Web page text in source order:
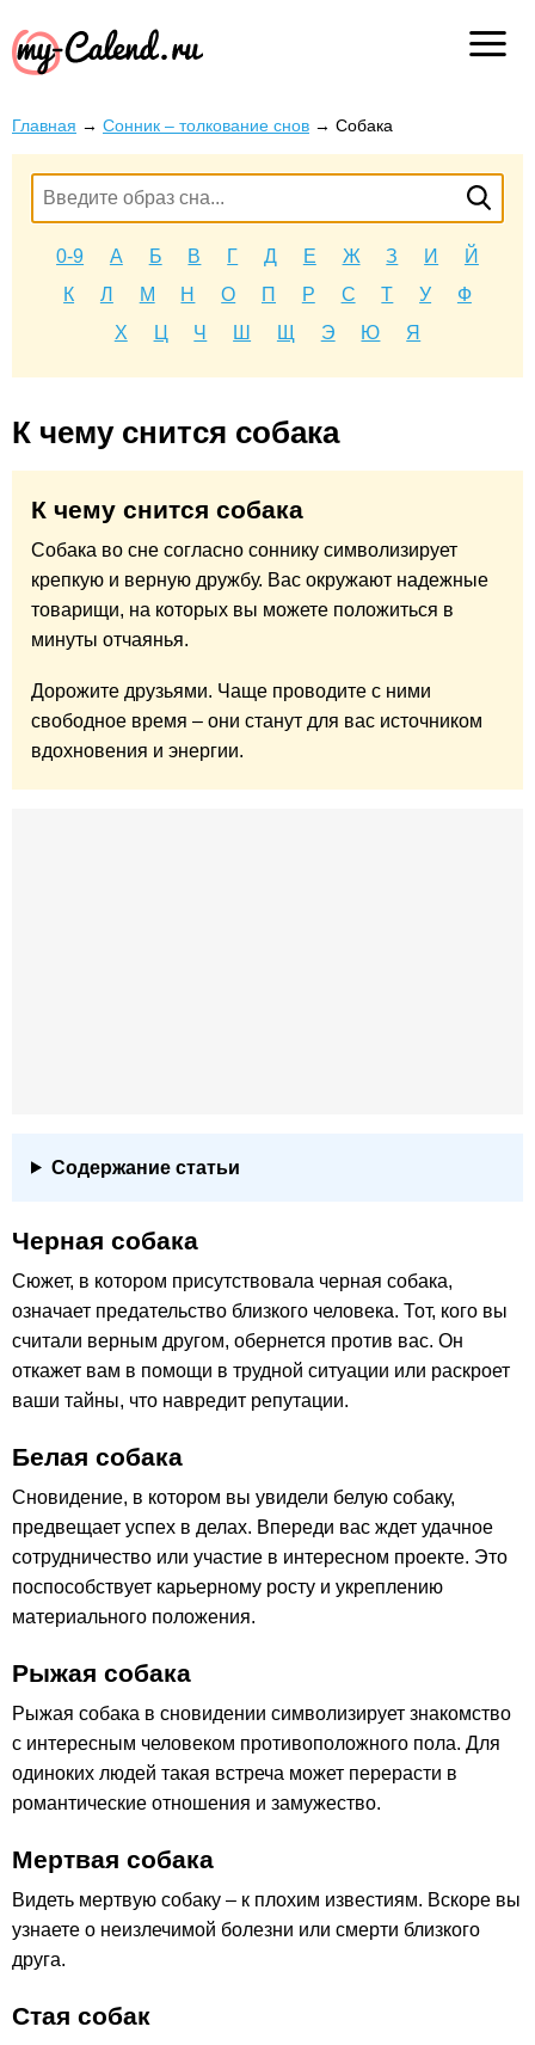
Главная → Сонник – толкование снов → Собака
0-9 А Б В Г Д Е Ж З И
Й
К
Л М Н О П Р С Т У
Ф
Х
Ц Ч Ш Щ Э Ю Я
К чему снится собака
К чему снится собака
Собака во сне согласно соннику символизирует
крепкую и верную дружбу. Вас окружают надежные
товарищи, на которых вы можете положиться в
минуты отчаянья.
Дорожите друзьями. Чаще проводите с ними
свободное время – они станут для вас источником
вдохновения и энергии.
Содержание статьи
Черная собака
Сюжет, в котором присутствовала черная собака,
означает предательство близкого человека. Тот, кого вы
считали верным другом, обернется против вас. Он
откажет вам в помощи в трудной ситуации или раскроет
ваши тайны, что навредит репутации.
Белая собака
Сновидение, в котором вы увидели белую собаку,
предвещает успех в делах. Впереди вас ждет удачное
сотрудничество или участие в интересном проекте. Это
поспособствует карьерному росту и укреплению
материального положения.
Рыжая собака
Рыжая собака в сновидении символизирует знакомство
с интересным человеком противоположного пола. Для
одиноких людей такая встреча может перерасти в
романтические отношения и замужество.
Мертвая собака
Видеть мертвую собаку – к плохим известиям. Вскоре вы
узнаете о неизлечимой болезни или смерти близкого
друга.
Стая собак